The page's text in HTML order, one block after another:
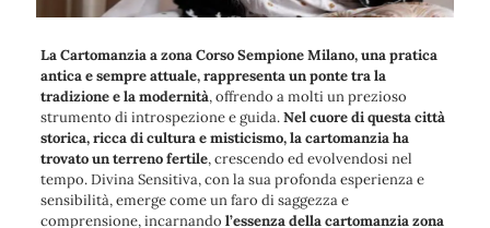
La Cartomanzia a zona Corso Sempione Milano, una pratica
antica e sempre attuale, rappresenta un ponte tra la
tradizione e la modernità, offrendo a molti un prezioso
strumento di introspezione e guida.Nel cuore di questa città
storica, ricca di cultura e misticismo, la cartomanzia ha
trovato un terreno fertile, crescendo ed evolvendosi nel
tempo. Divina Sensitiva, con la sua profonda esperienza e
sensibilità, emerge come un faro di saggezza e
comprensione, incarnando l’essenza della cartomanzia zona